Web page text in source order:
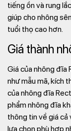
tiếng ồn và rung
giúp cho nhông
tuổi thọ cao hơn.
Giá thành
Giá của nhông đĩa
như mẫu mã, kích
của nhông đĩa
phẩm nhông đĩa
thông tin về giá cả
lựa chọn phù hợp